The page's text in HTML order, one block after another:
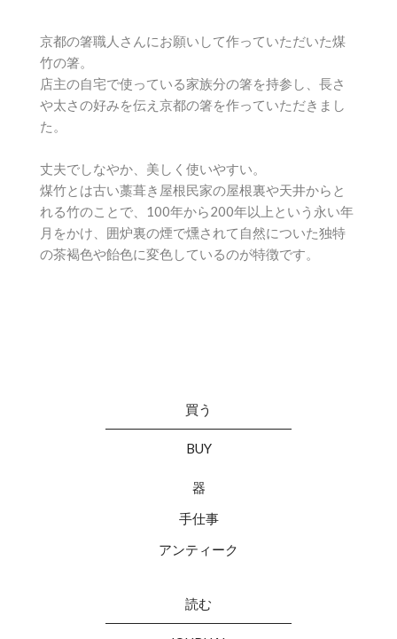
京都の箸職人さんにお願いして作っていただいた煤
竹の箸。
店主の自宅で使っている家族分の箸を持参し、長さ
や太さの好みを伝え京都の箸を作っていただきまし
た。
丈夫でしなやか、美しく使いやすい。
煤竹とは古い藁葺き屋根民家の屋根裏や天井からと
れる竹のことで、100年から200年以上という永い年
月をかけ、囲炉裏の煙で燻されて自然についた独特
の茶褐色や飴色に変色しているのが特徴です。
買う
BUY
器
手仕事
アンティーク
読む